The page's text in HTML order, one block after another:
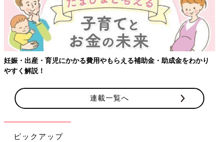
こんなふうに上の子の予定で離乳食の進め方が変わるというの
も、5人目ならでは…でしょうか？ きょうだいにもまれながら、
元気に育っていってほしいと思います。
お話・Instagram
画像提供／辻希美さん 撮影／藤原 宏［Pygmy
Company］ スタイリング／トリイクニコ（辻さん分）、伊賀
瀬（夢空ちゃん分） ヘア＆メイク／冨永朋子 取材・文／中澤
夕美恵、ひよこクラブ編集部
【豪華付録】こども ビームス 「カシャ
妊娠・出産・育児にかかる費用やもらえる補助金・助成金をわかり
やすく解説！
連載一覧へ
ピックアップ